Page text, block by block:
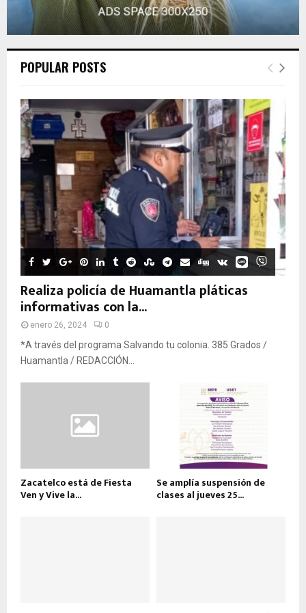
POPULAR POSTS
Realiza policía de Huamantla pláticas
informativas con la...
enero 26, 2024 0
*A través del programa Salvando tu colonia. 385 Grados /
Huamantla / REDACCIÓN...
Zacatelco está de Fiesta
Ven y Vive la...
Se amplía suspensión de
clases al jueves 25...